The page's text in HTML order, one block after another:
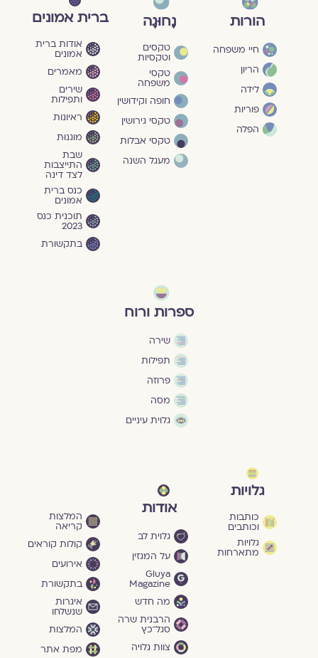
הורות
חיי משפחה
הריון
לידה
פוריות
הפלה
נָחוּגָה
טקסים
וטקסיות
טקסי
משפחה
חופה וקידושין
טקסי גירושין
טקסי אבלות
מעגל השנה
ברית אמונים
אודות ברית
אמונים
מאמרים
שירים
ותפילות
ראיונות
מוגנוּת
שבת
התייצבות
לצד דינה
כנס ברית
אמונים
תוכנית כנס
2023
בתקשורת
ספרות ורוח
שירה
תפילות
פרוזה
מסה
גלוית עיניים
גלויות
כותבות
וכותבים
גלויות
מתארחות
אודות
גלוית לב
על המגזין
Gluya
Magazine
מה חדש
הרבנית שרה
סגל־כץ
צוות גלויה
המלצות
קריאה
קולות קוראים
אירועים
בתקשורת
איגרות
שנשלחו
המלצות
מפת אתר